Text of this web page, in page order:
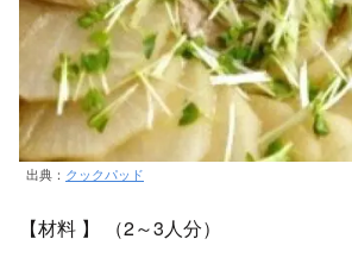
出典： クックパッド
【材料 】 （2～3人分）